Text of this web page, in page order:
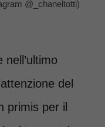
@_chaneltotti)
del
primis per il